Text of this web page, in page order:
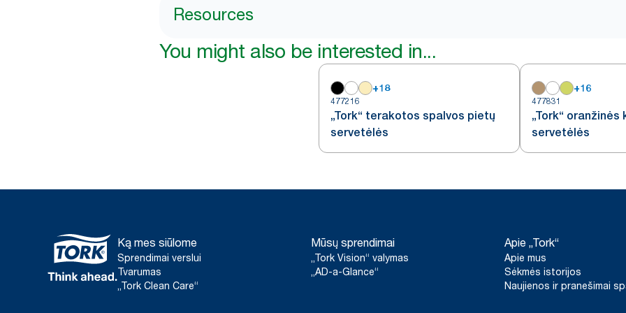
Resources
You might also be interested in...
+18
477216
„Tork“ terakotos spalvos pietų
servetėlės
+16
477831
„Tork“ oranžinės
servetėlės
Ką mes siūlome
Sprendimai verslui
Tvarumas
„Tork Clean Care“
Mūsų sprendimai
„Tork Vision“ valymas
„AD-a-Glance“
Apie „Tork“
Apie mus
Sėkmės istorijos
Naujienos ir pranešimai